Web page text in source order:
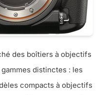
des boîtiers à objectifs
distinctes : les
compacts à objectifs